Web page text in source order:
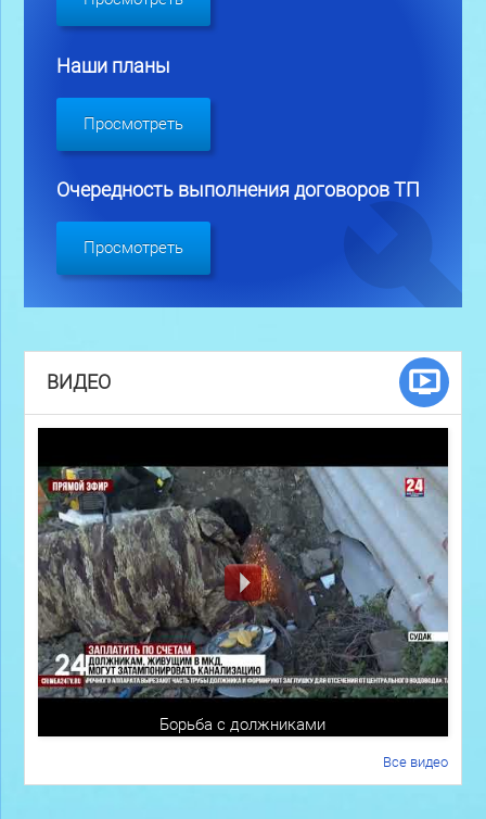
Наши планы
Просмотреть
Очередность выполнения договоров ТП
Просмотреть
ВИДЕО
Борьба с должниками
Все видео